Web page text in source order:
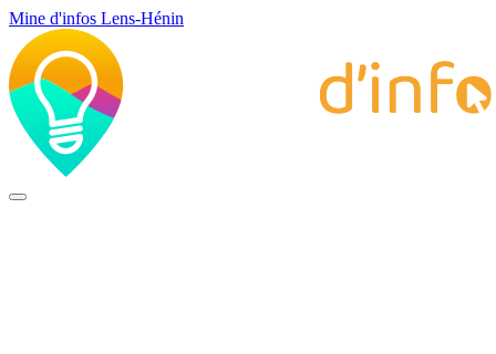
Mine d'infos Lens-Hénin